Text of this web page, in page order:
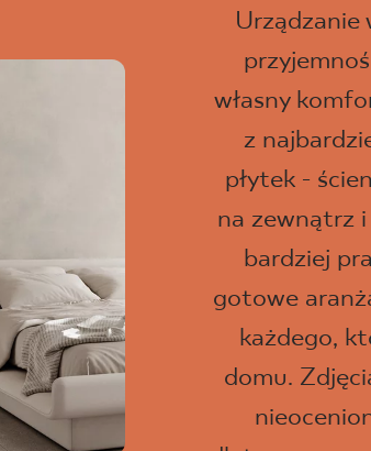
własny
z
płytek -
na zewnątrz
bardziej
gotowe
każdego,
domu.